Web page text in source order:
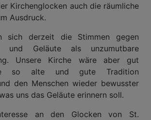
Kirchenglocken auch die räumliche
Ausdruck.
sich derzeit die Stimmen gegen
und Geläute als unzumutbare
Unsere Kirche wäre aber gut
so alte und gute Tradition
den Menschen wieder bewusster
uns das Geläute erinnern soll.
an den Glocken von St.